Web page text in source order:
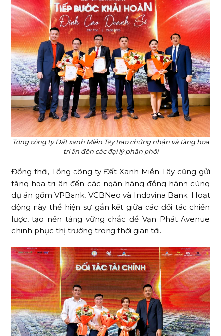
Tổng công ty Đất xanh Miền Tây trao chứng nhận và tặng hoa
tri ân đến các đại lý phân phối
Đồng thời, Tổng công ty Đất Xanh Miền Tây cũng gửi
tặng hoa tri ân đến các ngân hàng đồng hành cùng
dự án gồm VPBank, VCBNeo và Indovina Bank. Hoạt
động này thể hiện sự gắn kết giữa các đối tác chiến
lược, tạo nền tảng vững chắc để Vạn Phát Avenue
chinh phục thị trường trong thời gian tới.